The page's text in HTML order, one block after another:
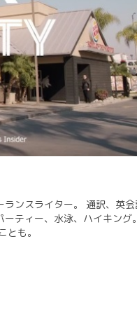
ンスライター。 通訳、英
ティー、水泳、ハイキング
も。